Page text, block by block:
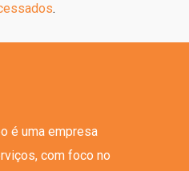
.
é uma empresa
com foco no